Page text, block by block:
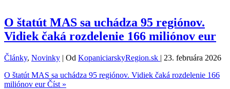
O štatút MAS sa uchádza 95 regiónov.
Vidiek čaká rozdelenie 166 miliónov eur
Články, Novinky | Od KopaniciarskyRegion.sk | 23. februára 2026
O štatút MAS sa uchádza 95 regiónov. Vidiek čaká rozdelenie 166
miliónov eurČíst »